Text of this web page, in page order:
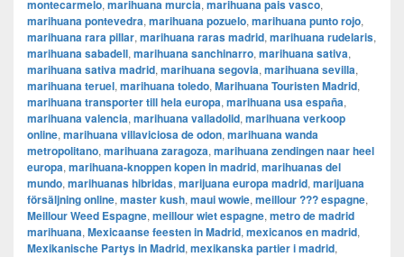
montecarmelo, marihuana murcia, marihuana pais vasco,
marihuana pontevedra, marihuana pozuelo, marihuana punto rojo,
marihuana rara pillar, marihuana raras madrid, marihuana rudelaris,
marihuana sabadell, marihuana sanchinarro, marihuana sativa,
marihuana sativa madrid, marihuana segovia, marihuana sevilla,
marihuana teruel, marihuana toledo, Marihuana Touristen Madrid,
marihuana transporter till hela europa, marihuana usa españa,
marihuana valencia, marihuana valladolid, marihuana verkoop
online, marihuana villaviciosa de odon, marihuana wanda
metropolitano, marihuana zaragoza, marihuana zendingen naar heel
europa, marihuana-knoppen kopen in madrid, marihuanas del
mundo, marihuanas hibridas, marijuana europa madrid, marijuana
försäljning online, master kush, maui wowie, meillour ??? espagne,
Meillour Weed Espagne, meillour wiet espagne, metro de madrid
marihuana, Mexicaanse feesten in Madrid, mexicanos en madrid,
Mexikanische Partys in Madrid, mexikanska partier i madrid,